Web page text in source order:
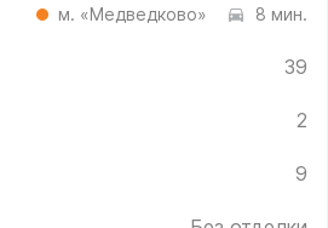
м. «Медведково» 8 мин.
39
2
9